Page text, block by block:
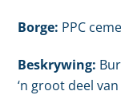
Borge: PPC
Beskrywing:
‘n groot deel